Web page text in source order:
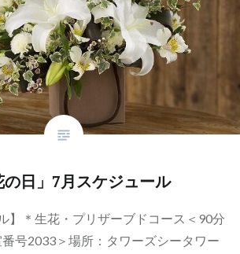
の日」7月スケジュール
】＊生花・プリザーブドコース＜90分
号2033＞場所：タワーズシータワー